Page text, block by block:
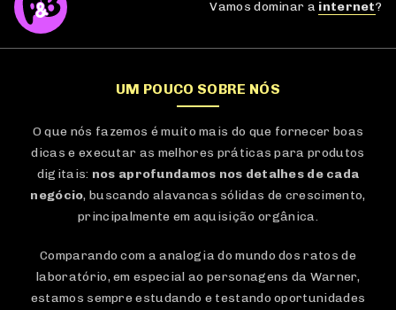
Vamos dominar a internet?
UM POUCO SOBRE NÓS
O que nós fazemos é muito mais do que fornecer boas
dicas e executar as melhores práticas para produtos
digitais: nos aprofundamos nos detalhes de cada
negócio, buscando alavancas sólidas de crescimento,
principalmente em aquisição orgânica.
Comparando com a analogia do mundo dos ratos de
laboratório, em especial ao personagens da Warner,
estamos sempre estudando e testando oportunidades